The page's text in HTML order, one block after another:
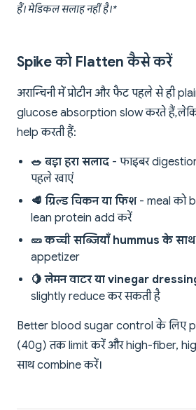
हैं। मेडिकल सलाह नहीं है।*
Spike को Flatten कैसे करें
अरान्चिनी में प्रोटीन और फैट पहले से ही
glucose absorption slow करते हैं,
help करती हैं:
🥗 बड़ा हरा सलाद - फाइबर
पहले खाएं
🥩 ग्रिल्ड चिकन या फिश- meal को
lean protein add करें
🥒 कच्ची सब्जियाँ hummus के साथ
appetizer
🍋 लेमन वाटर या vinegar
slightly reduce कर सकती है
Better blood sugar control के लिए
(40g) तक limit करें और high-fiber,
साथ combine करें।